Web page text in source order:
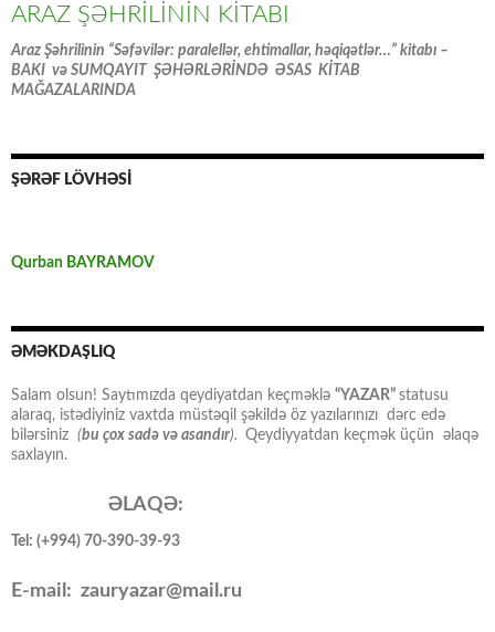
ARAZ ŞƏHRİLİNİN KİTABI
Araz Şəhrilinin “Səfəvilər: paralellər, ehtimallar, həqiqətlər…” kitabı –
BAKI və SUMQAYIT ŞƏHƏRLƏRİNDƏ ƏSAS KİTAB
MAĞAZALARINDA
ŞƏRƏF LÖVHƏSİ
Qurban BAYRAMOV
ƏMƏKDAŞLIQ
Salam olsun! Saytımızda qeydiyatdan keçməklə “YAZAR” statusu
alaraq, istədiyiniz vaxtda müstəqil şəkildə öz yazılarınızı dərc edə
bilərsiniz (bu çox sadə və asandır). Qeydiyyatdan keçmək üçün əlaqə
saxlayın.
ƏLAQƏ:
Tel: (+994) 70-390-39-93
E-mail: zauryazar@mail.ru